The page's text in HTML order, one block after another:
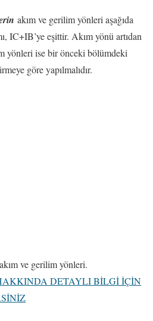
akım ve gerilim yönleri aşağıda
IC+IB’ye eşittir. Akım yönü artıdan
yönleri ise bir önceki bölümdeki
göre yapılmalıdır.
ve gerilim yönleri.
DETAYLI BİLGİ İÇİN